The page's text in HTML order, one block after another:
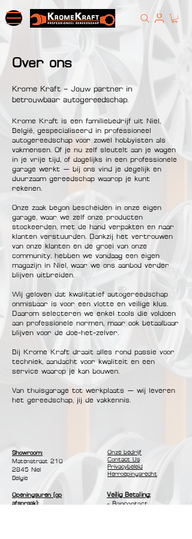
Over ons
Krome Kraft – Jouw partner in
betrouwbaar autogereedschap.
Krome Kraft is een familiebedrijf uit Niel,
België, gespecialiseerd in professioneel
autogereedschap voor zowel hobbyisten als
vakmensen. Of je nu zelf sleutelt aan je wagen
in je vrije tijd, of dagelijks in een professionele
garage werkt — bij ons vind je degelijk en
duurzaam gereedschap waarop je kunt
rekenen.
Onze zaak begon bescheiden in onze eigen
garage, waar we zelf onze producten
stockeerden, met de hand verpakten en naar
klanten verstuurden. Dankzij het vertrouwen
van onze klanten en de groei van onze
community, hebben we vandaag een eigen
magazijn in Niel, waar we ons aanbod verder
blijven uitbreiden.
Wij geloven dat kwalitatief autogereedschap
onmisbaar is voor een vlotte en veilige klus.
Daarom selecteren we enkel tools die voldoen
aan professionele normen, maar ook betaalbaar
blijven voor de doe-het-zelver.
Bij Krome Kraft draait alles rond passie voor
techniek, aandacht voor kwaliteit en een
service waarop je kan bouwen.
Van thuisgarage tot werkplaats — wij leveren
het gereedschap, jij de vakkennis.
Showroom:
Matenstraat 210​
2845 Niel
Belgie
Openingsuren (op
afspraak):
Onze bedrijf
Contact Us
Privacybeleid
Herroepingsrecht
Veilig Betaling:
- Bancontact